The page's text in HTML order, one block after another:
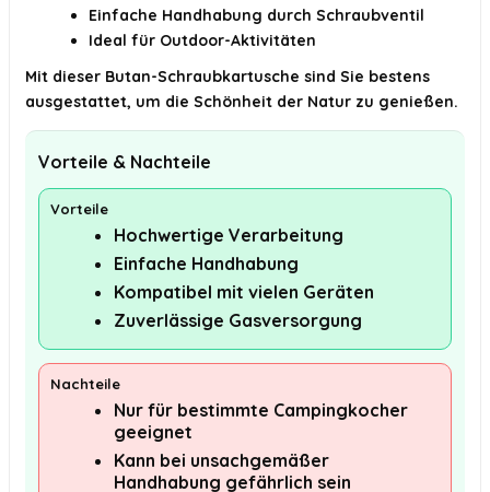
Einfache Handhabung durch Schraubventil
Ideal für Outdoor-Aktivitäten
Mit dieser Butan-Schraubkartusche sind Sie bestens
ausgestattet, um die Schönheit der Natur zu genießen.
Vorteile & Nachteile
Vorteile
Hochwertige Verarbeitung
Einfache Handhabung
Kompatibel mit vielen Geräten
Zuverlässige Gasversorgung
Nachteile
Nur für bestimmte Campingkocher
geeignet
Kann bei unsachgemäßer
Handhabung gefährlich sein